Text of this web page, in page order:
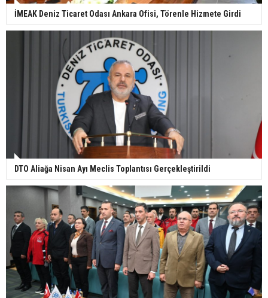
İMEAK Deniz Ticaret Odası Ankara Ofisi, Törenle Hizmete Girdi
DTO Aliağa Nisan Ayı Meclis Toplantısı Gerçekleştirildi